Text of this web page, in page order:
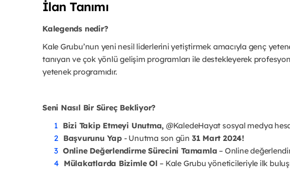
İlan Tanımı
Kalegends nedir?
Kale Grubu’nun yeni nesil liderlerini yetiştirmek amacıyla genç
tanıyan ve çok yönlü gelişim programları ile destekleyerek
yetenek programıdır.
Seni Nasıl Bir Süreç Bekliyor?
Bizi Takip Etmeyi Unutma, @KaledeHayat sosyal medya
Başvurunu Yap - Unutma son gün 31 Mart 2024!
Online Değerlendirme Sürecini Tamamla – Online
Mülakatlarda Bizimle Ol– Kale Grubu yöneticileriyle ilk